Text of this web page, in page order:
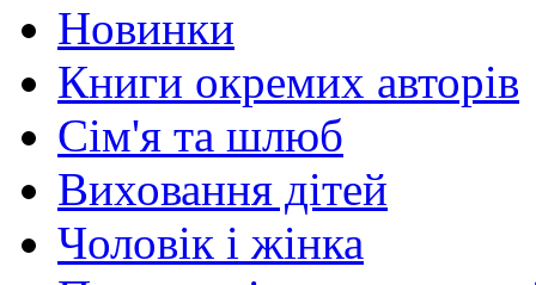
Новинки
Книги окремих авторів
Сім'я та шлюб
Виховання дітей
Чоловік і жінка